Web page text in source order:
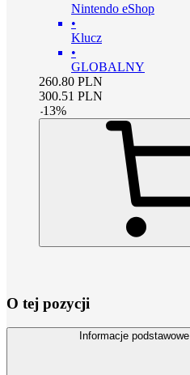
Nintendo eShop
•
Klucz
•
GLOBALNY
260.80 PLN
300.51 PLN
-13%
O tej pozycji
Informacje podstawowe